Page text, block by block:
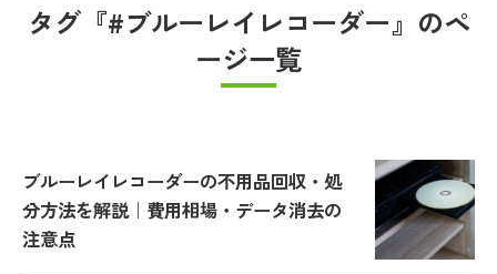
タグ『#ブルーレイレコーダー』のペ
ージ一覧
ブルーレイレコーダーの不用品回収・処
分方法を解説｜費用相場・データ消去の
注意点